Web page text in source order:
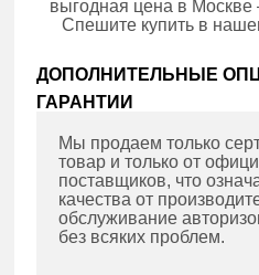
выгодная цена в
Спешите купить в
ДОПОЛНИТЕЛЬНЫЕ
ГАРАНТИИ
Мы продаем только
товар и только от
поставщиков, что
качества от
обслуживание
без всяких проблем.